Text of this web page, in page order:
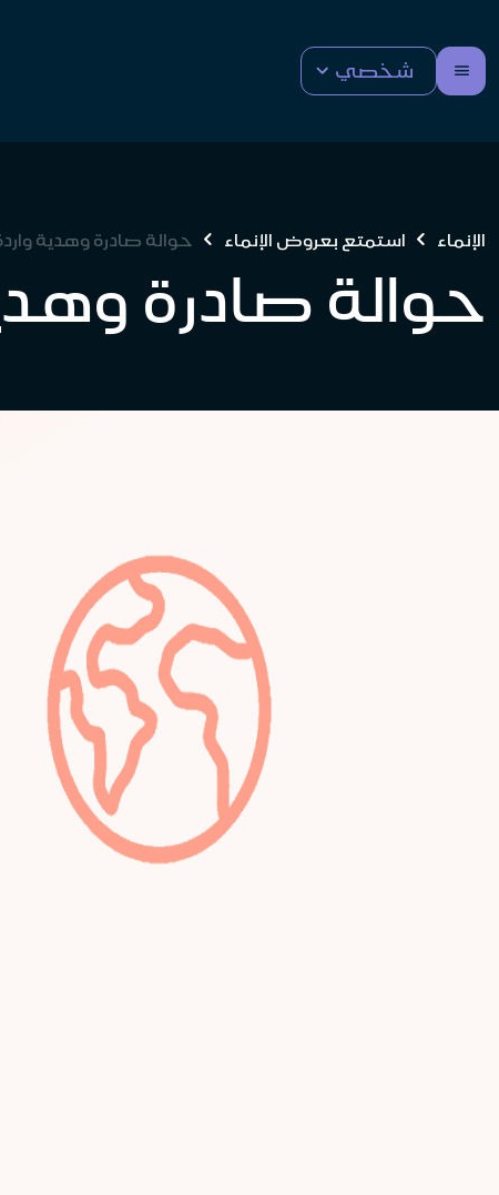
شخصي
الإنماء استمتع بعروض الإنماء حوالة صادرة وهدية
حوالة صادرة